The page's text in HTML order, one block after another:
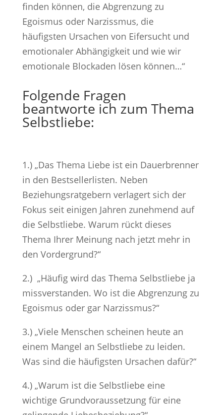
finden können, die Abgrenzung zu
Egoismus oder Narzissmus, die
häufigsten Ursachen von Eifersucht und
emotionaler Abhängigkeit und wie wir
emotionale Blockaden lösen können…“
Folgende Fragen
beantworte ich zum Thema
Selbstliebe:
1.) „Das Thema Liebe ist ein Dauerbrenner
in den Bestsellerlisten. Neben
Beziehungsratgebern verlagert sich der
Fokus seit einigen Jahren zunehmend auf
die Selbstliebe. Warum rückt dieses
Thema Ihrer Meinung nach jetzt mehr in
den Vordergrund?“
2.) „Häufig wird das Thema Selbstliebe ja
missverstanden. Wo ist die Abgrenzung zu
Egoismus oder gar Narzissmus?“
3.) „Viele Menschen scheinen heute an
einem Mangel an Selbstliebe zu leiden.
Was sind die häufigsten Ursachen dafür?“
4.) „Warum ist die Selbstliebe eine
wichtige Grundvoraussetzung für eine